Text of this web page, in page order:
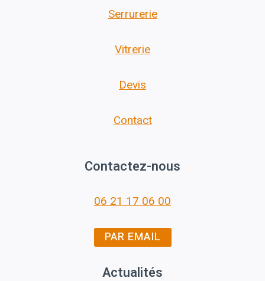
Serrurerie
Vitrerie
Devis
Contact
Contactez-nous
06 21 17 06 00
PAR EMAIL
Actualités